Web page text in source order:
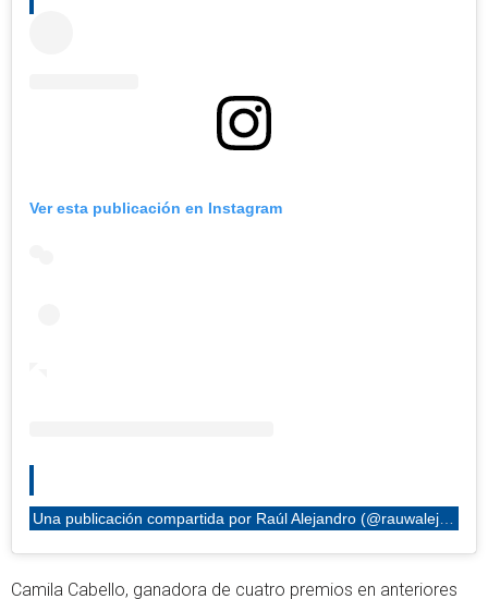
Ver esta publicación en Instagram
Una publicación compartida por Raúl Alejandro (@rauwalejandro)
Camila Cabello, ganadora de cuatro premios en anteriores